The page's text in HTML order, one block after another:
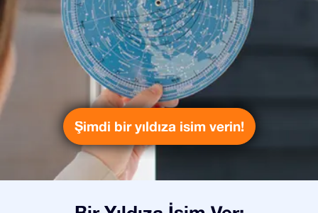
Şimdi bir yıldıza isim verin!